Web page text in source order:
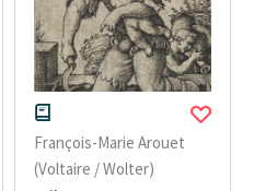
François-Marie Arouet
(Voltaire / Wolter)